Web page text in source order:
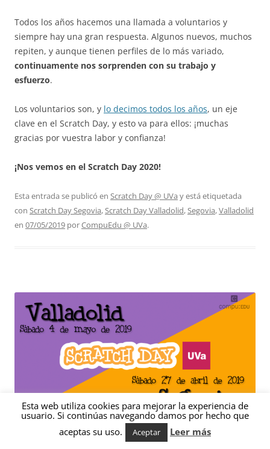
Todos los años hacemos una llamada a voluntarios y
siempre hay una gran respuesta. Algunos nuevos, muchos
repiten, y aunque tienen perfiles de lo más variado,
continuamente nos sorprenden con su trabajo y
esfuerzo.
Los voluntarios son, y lo decimos todos los años, un eje
clave en el Scratch Day, y esto va para ellos: ¡muchas
gracias por vuestra labor y confianza!
¡Nos vemos en el Scratch Day 2020!
Esta entrada se publicó en Scratch Day @ UVa y está etiquetada
con Scratch Day Segovia,Scratch Day Valladolid,Segovia,Valladolid
en 07/05/2019 porCompuEdu @ UVa.
¡Nuevos Scratch Day 2019 en Segovia y
Esta web utiliza cookies para mejorar la experiencia de
usuario. Si continúas navegando damos por hecho que
aceptas su uso.
Aceptar Leer más